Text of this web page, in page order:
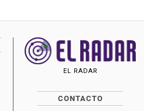
EL RADAR
CONTACTO